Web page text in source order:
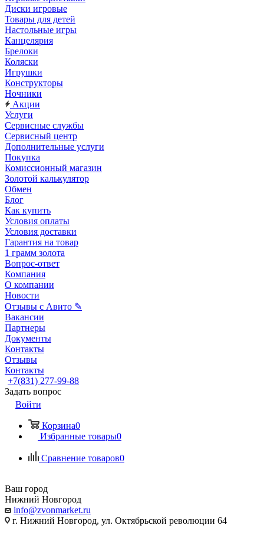
Диски игровые
Товары для детей
Настольные игры
Канцелярия
Брелоки
Коляски
Игрушки
Конструкторы
Ночники
Акции
Услуги
Сервисные службы
Сервисный центр
Дополнительные услуги
Покупка
Комиссионный магазин
Золотой калькулятор
Обмен
Блог
Как купить
Условия оплаты
Условия доставки
Гарантия на товар
1 грамм золота
Вопрос-ответ
Компания
О компании
Новости
Отзывы с Авито ✎
Вакансии
Партнеры
Документы
Контакты
Отзывы
Контакты
+7(831) 277-99-88
Задать вопрос
Войти
Корзина0
Избранные товары0
Сравнение товаров0
Ваш город
Нижний Новгород
info@zvonmarket.ru
г. Нижний Новгород, ул. Октябрьской революции 64